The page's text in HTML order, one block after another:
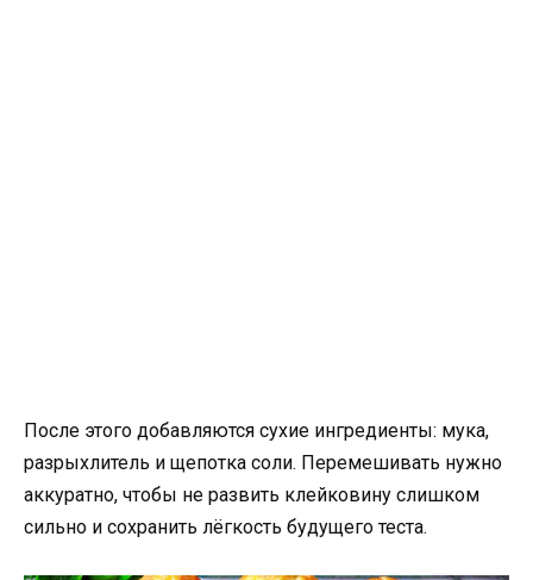
После этого добавляются сухие ингредиенты: мука,
разрыхлитель и щепотка соли. Перемешивать нужно
аккуратно, чтобы не развить клейковину слишком
сильно и сохранить лёгкость будущего теста.